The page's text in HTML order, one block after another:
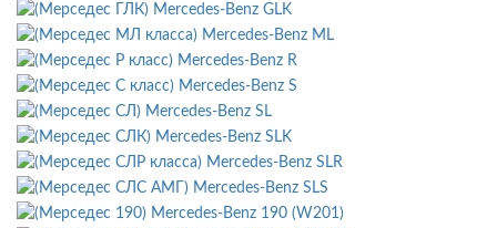
Mercedes-Benz GLK
Mercedes-Benz ML
Mercedes-Benz R
Mercedes-Benz S
Mercedes-Benz SL
Mercedes-Benz SLK
Mercedes-Benz SLR
Mercedes-Benz SLS
Mercedes-Benz 190 (W201)